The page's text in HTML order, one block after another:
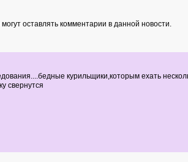
могут оставлять комментарии в данной новости.
курильщики,которым ехать
свернутся